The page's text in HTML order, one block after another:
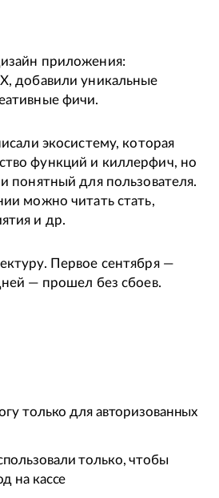
приложения:
добавили уникальные
фичи.
экосистему, которая
функций и киллерфич, но
понятный для пользователя.
можно читать стать,
и др.
Первое сентября —
— прошел без сбоев.
только для авторизованных
только, чтобы
на кассе